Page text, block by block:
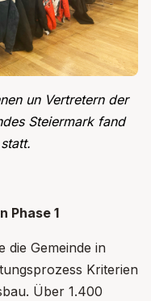
un Vertretern der
Steiermark fand
Phase 1
die Gemeinde in
Kriterien
Über 1.400